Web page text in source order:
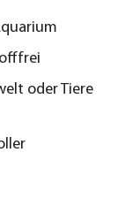
oder Tiere